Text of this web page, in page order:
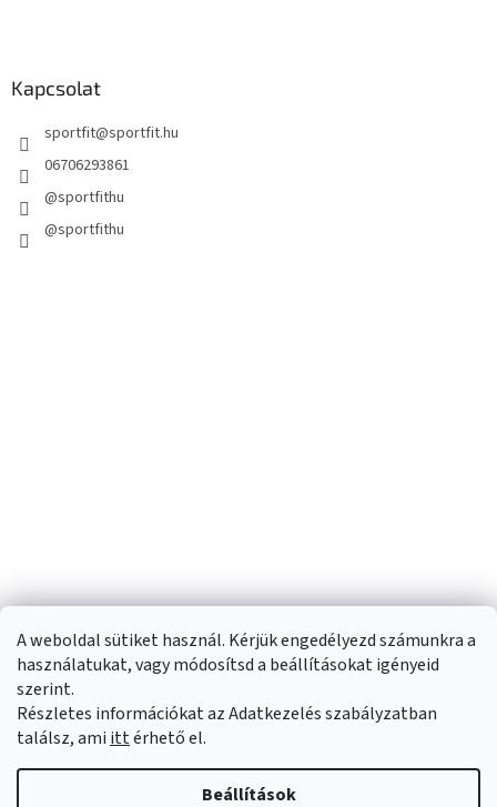
A weboldal sütiket használ. Kérjük engedélyezd számunkra a
használatukat, vagy módosítsd a beállításokat igényeid
szerint.
Részletes információkat az Adatkezelés szabályzatban
találsz, ami ittérhető el.
Beállítások
Kapcsolat
sportfit@sportfit.hu
06706293861
@sportfithu
@sportfithu
Shoptet készítette
Sportfit.hu. Minden jog fenntartva.